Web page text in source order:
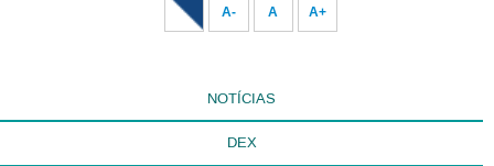
A- A A+
NOTÍCIAS
DEX